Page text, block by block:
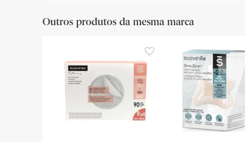
Outros produtos da mesma marca